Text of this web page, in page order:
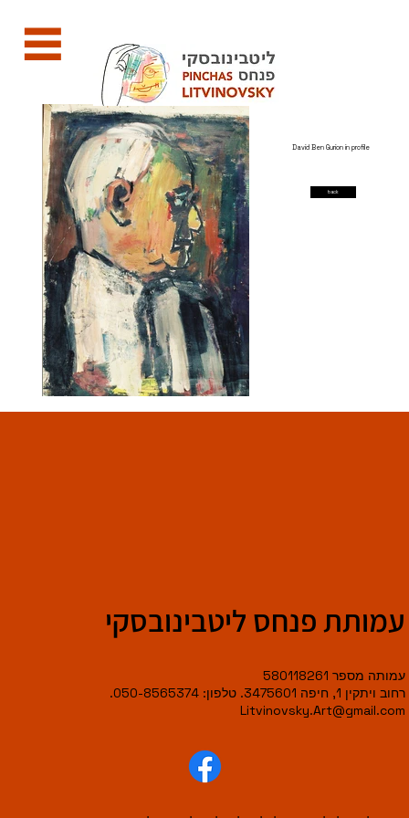
David Ben Gurion in profile
back
עמותת פנחס ליטבינובסקי
עמותה מספר 580118261
רחוב ויתקין 1, חיפה 3475601. טלפון: 050-8565374.
Litvinovsky.Art@gmail.com